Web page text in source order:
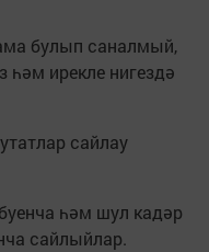
булып саналмый,
һәм ирекле нигездә
сайлау
һәм шул кадәр
сайлыйлар.